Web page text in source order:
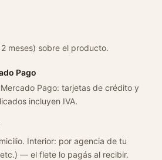
meses) sobre el producto.
Pago
Pago: tarjetas de crédito y
incluyen IVA.
Interior: por agencia de tu
— el flete lo pagás al recibir.